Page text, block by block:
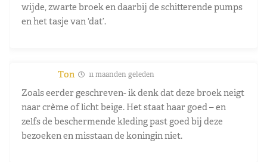
wijde, zwarte broek en daarbij de schitterende pumps
en het tasje van ‘dat’.
Ton 11 maanden geleden
Zoals eerder geschreven- ik denk dat deze broek neigt
naar crème of licht beige. Het staat haar goed – en
zelfs de beschermende kleding past goed bij deze
bezoeken en misstaan de koningin niet.